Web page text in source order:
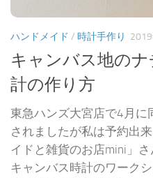
ハンドメイド / 時計手作り
キャンバス地の
計の作り方
東急ハンズ大宮店で4月に
されましたが私は予約出
イドと雑貨のお店mini」
キャンバス時計のワーク